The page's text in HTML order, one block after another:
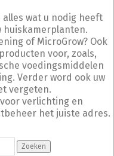
wat u nodig heeft
huiskamerplanten.
of MicroGrow? Ook
voor, zoals,
voedingsmiddelen
Verder word ook uw
vergeten.
verlichting en
het juiste adres.
Zoeken